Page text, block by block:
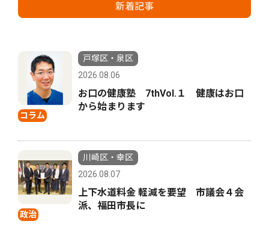
新着記事
コラム
戸塚区・泉区
2026.08.06
お口の健康塾 7thVol.１ 健康はお口
から始まります
政治
川崎区・幸区
2026.08.07
上下水道料金 軽減を要望 市議会４会
派、福田市長に